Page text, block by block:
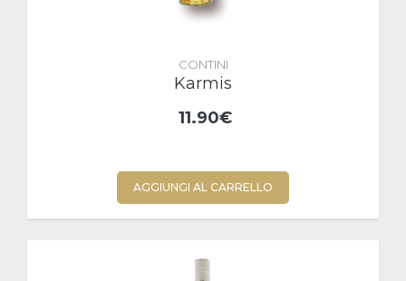
CONTINI
Karmis
11.90€
AGGIUNGI AL CARRELLO